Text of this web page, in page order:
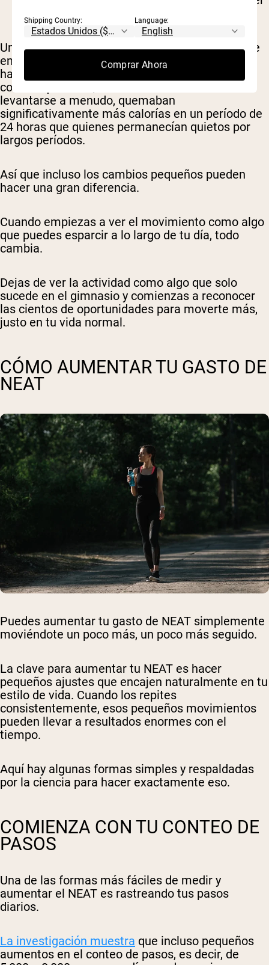
tu metabolismo más activo durante el día.
Un estudio enInvestigación sobre la obesidadse
encontró que las personas que frecuentemente
hacían movimientos pequeños y espontáneos,
como inquietarse, caminar de un lado a otro o
levantarse a menudo, quemaban
significativamente más calorías en un período de
24 horas que quienes permanecían quietos por
largos períodos.
Así que incluso los cambios pequeños pueden
hacer una gran diferencia.
Cuando empiezas a ver el movimiento como algo
que puedes esparcir a lo largo de tu día, todo
cambia.
Dejas de ver la actividad como algo que solo
sucede en el gimnasio y comienzas a reconocer
las cientos de oportunidades para moverte más,
justo en tu vida normal.
CÓMO AUMENTAR TU GASTO DE
NEAT
Puedes aumentar tu gasto de NEAT simplemente
moviéndote un poco más, un poco más seguido.
La clave para aumentar tu NEAT es hacer
pequeños ajustes que encajen naturalmente en tu
estilo de vida. Cuando los repites
consistentemente, esos pequeños movimientos
pueden llevar a resultados enormes con el
tiempo.
Aquí hay algunas formas simples y respaldadas
por la ciencia para hacer exactamente eso.
COMIENZA CON TU CONTEO DE
PASOS
Una de las formas más fáciles de medir y
aumentar el NEAT es rastreando tus pasos
diarios.
La investigación muestra que incluso pequeños
aumentos en el conteo de pasos, es decir, de
Shipping Country: Language:
Comprar Ahora